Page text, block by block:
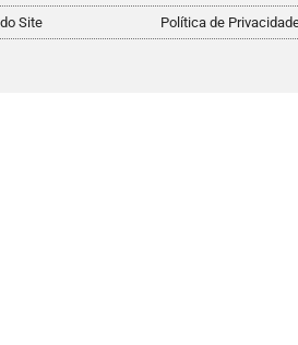
Site Política de